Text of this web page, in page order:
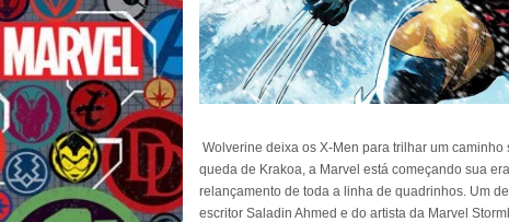
Wolverine deixa os X-Men para trilhar um
queda de Krakoa, a Marvel está começando sua
relançamento de toda a linha de quadrinhos. Um
escritor Saladin Ahmed e do artista da Marvel